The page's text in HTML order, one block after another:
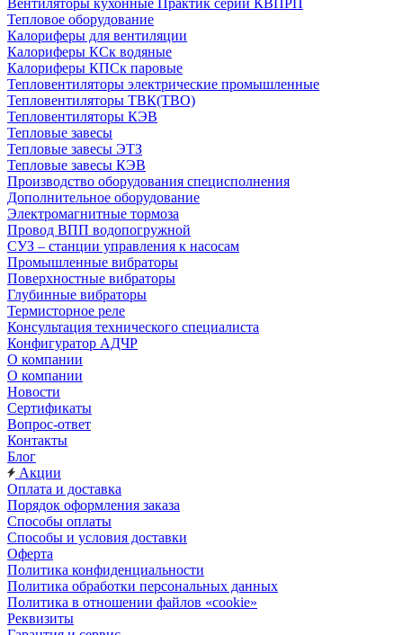
Вентиляторы кухонные Практик серии КВПРП
Тепловое оборудование
Калориферы для вентиляции
Калориферы КСк водяные
Калориферы КПСк паровые
Тепловентиляторы электрические промышленные
Тепловентиляторы ТВК(ТВО)
Тепловентиляторы КЭВ
Тепловые завесы
Тепловые завесы ЭТЗ
Тепловые завесы КЭВ
Производство оборудования специсполнения
Дополнительное оборудование
Электромагнитные тормоза
Провод ВПП водопогружной
СУЗ – станции управления к насосам
Промышленные вибраторы
Поверхностные вибраторы
Глубинные вибраторы
Термисторное реле
Консультация технического специалиста
Конфигуратор АДЧР
О компании
О компании
Новости
Сертификаты
Вопрос-ответ
Контакты
Блог
Акции
Оплата и доставка
Порядок оформления заказа
Способы оплаты
Способы и условия доставки
Оферта
Политика конфиденциальности
Политика обработки персональных данных
Политика в отношении файлов «cookie»
Реквизиты